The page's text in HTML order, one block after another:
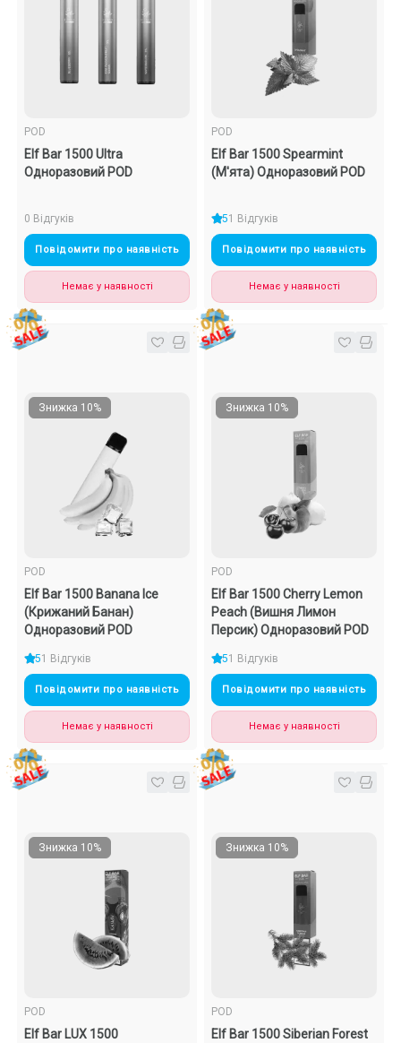
POD
Elf Bar 1500 Ultra
Одноразовий POD
0 Відгуків
Повідомити про наявність
Немає у наявності
POD
Elf Bar 1500 Spearmint
(М'ята) Одноразовий POD
51 Відгуків
Повідомити про наявність
Немає у наявності
Знижка 10%
POD
Elf Bar 1500 Banana Ice
(Крижаний Банан)
Одноразовий POD
51 Відгуків
Повідомити про наявність
Немає у наявності
Знижка 10%
POD
Elf Bar 1500 Cherry Lemon
Peach (Вишня Лимон
Персик) Одноразовий POD
51 Відгуків
Повідомити про наявність
Немає у наявності
Знижка 10%
POD
Elf Bar LUX 1500
Знижка 10%
POD
Elf Bar 1500 Siberian Forest